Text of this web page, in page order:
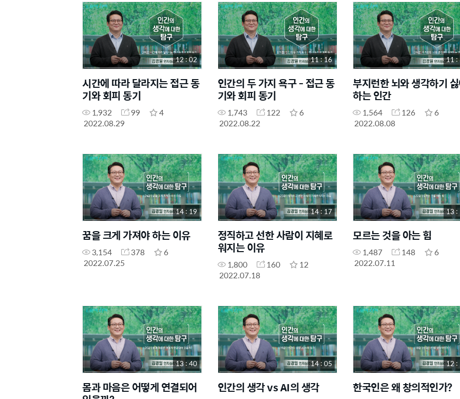
12 : 02
시간에 따라 달라지는 접근 동
기와 회피 동기
1,932 99
4
2022.08.29
11 : 16
인간의 두 가지 욕구 - 접근 동
기와 회피 동기
1,743 122
6
2022.08.22
11 :
부지런한 뇌와 생각하기
하는 인간
1,564 126
6
2022.08.08
14 : 19
꿈을 크게 가져야 하는 이유
3,154 378
6
2022.07.25
14 : 17
정직하고 선한 사람이 지혜로
워지는 이유
1,800 160
12
2022.07.18
13 :
모르는 것을 아는 힘
1,487 148
6
2022.07.11
13 : 40
몸과 마음은 어떻게 연결되어
14 : 05
인간의 생각 vs AI의 생각
12 :
한국인은 왜 창의적인가?